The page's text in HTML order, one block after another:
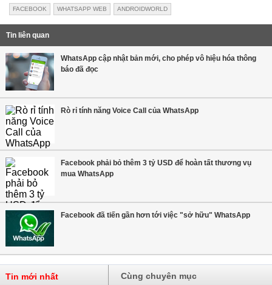
FACEBOOK WHATSAPP WEB ANDROIDWORLD
Tin liên quan
WhatsApp cập nhật bản mới, cho phép vô hiệu hóa thông
báo đã đọc
Rò rỉ tính năng Voice Call của WhatsApp
Facebook phải bỏ thêm 3 tỷ USD để hoàn tất thương vụ
mua WhatsApp
Facebook đã tiến gần hơn tới việc "sở hữu" WhatsApp
Tin mới nhất Cùng chuyên mục